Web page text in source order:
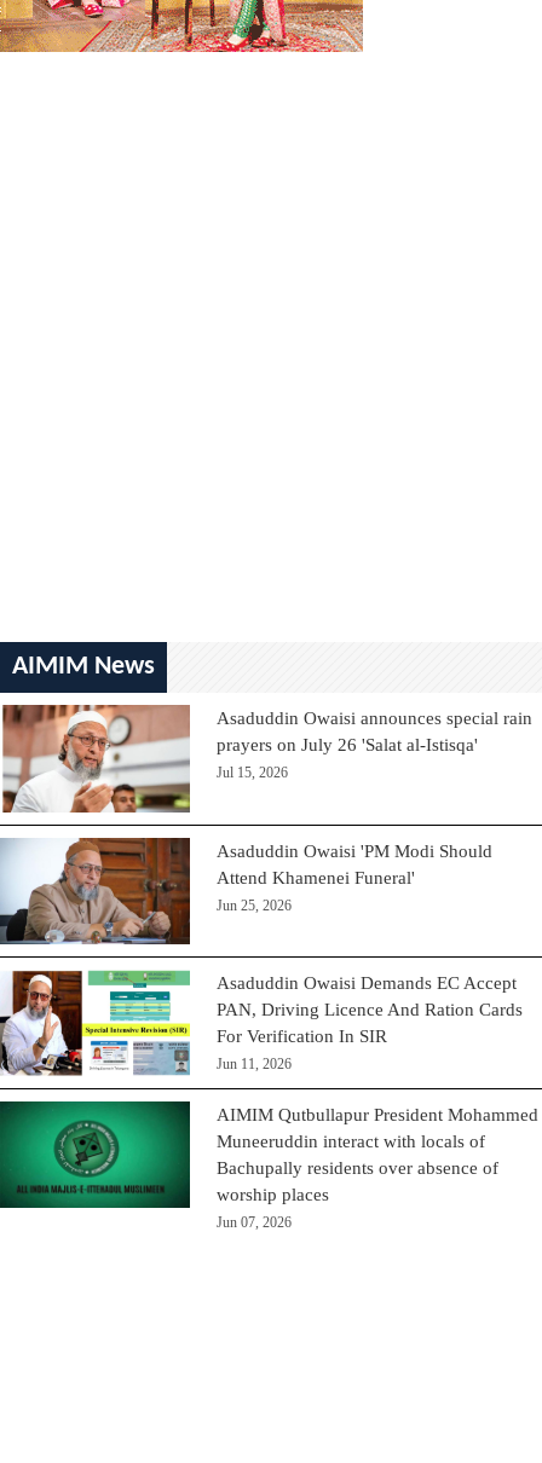
AIMIM News
Asaduddin Owaisi announces special rain
prayers on July 26 'Salat al-Istisqa'
Jul 15, 2026
Asaduddin Owaisi 'PM Modi Should
Attend Khamenei Funeral'
Jun 25, 2026
Asaduddin Owaisi Demands EC Accept
PAN, Driving Licence And Ration Cards
For Verification In SIR
Jun 11, 2026
AIMIM Qutbullapur President Mohammed
Muneeruddin interact with locals of
Bachupally residents over absence of
worship places
Jun 07, 2026